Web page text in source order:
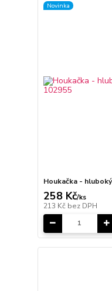
Novinka
Houkačka -
258 Kč/ks
213 Kč bez DPH